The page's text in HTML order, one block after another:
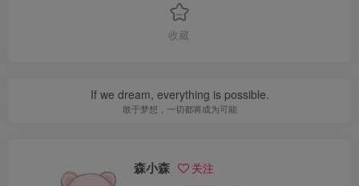
收藏
If we dream, everything is possible.
敢于梦想，一切都将成为可能
森小森 关注